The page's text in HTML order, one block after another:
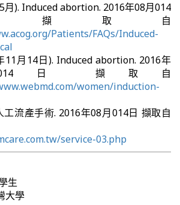
月). Induced abortion. 2016年08月014
取自
Patients/FAQs/Induced-
11月14日). Induced abortion. 2016年
日 擷取自
women/induction-
工流產手術. 2016年08月014日 擷取自
service-03.php
生
大學